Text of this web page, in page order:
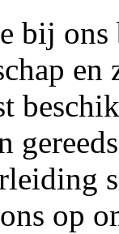
bij
op